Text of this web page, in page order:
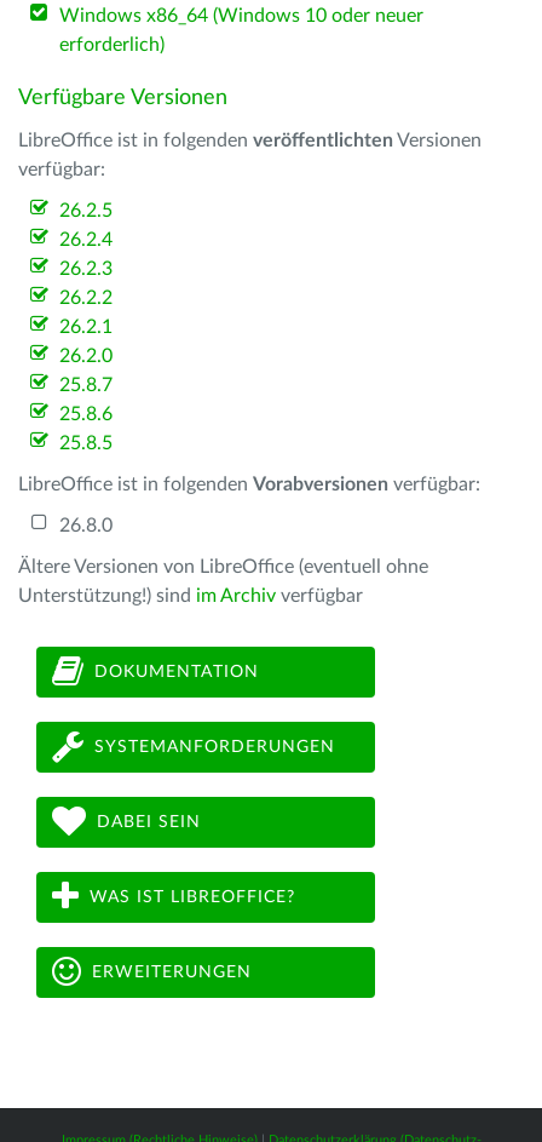
Windows x86_64 (Windows 10 oder neuer
erforderlich)
Verfügbare Versionen
LibreOffice ist in folgenden veröffentlichten Versionen
verfügbar:
26.2.5
26.2.4
26.2.3
26.2.2
26.2.1
26.2.0
25.8.7
25.8.6
25.8.5
LibreOffice ist in folgenden Vorabversionen verfügbar:
26.8.0
Ältere Versionen von LibreOffice (eventuell ohne
Unterstützung!) sind im Archiv verfügbar
DOKUMENTATION
SYSTEMANFORDERUNGEN
DABEI SEIN
WAS IST LIBREOFFICE?
ERWEITERUNGEN